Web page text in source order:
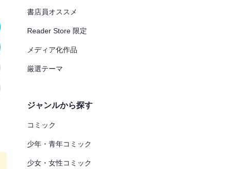
書店員オススメ
Reader Store 限定
メディア化作品
厳選テーマ
ジャンルから探す
コミック
少年・青年コミック
少女・女性コミック